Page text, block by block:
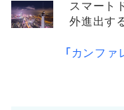
スマート
外進出す
「カンフ